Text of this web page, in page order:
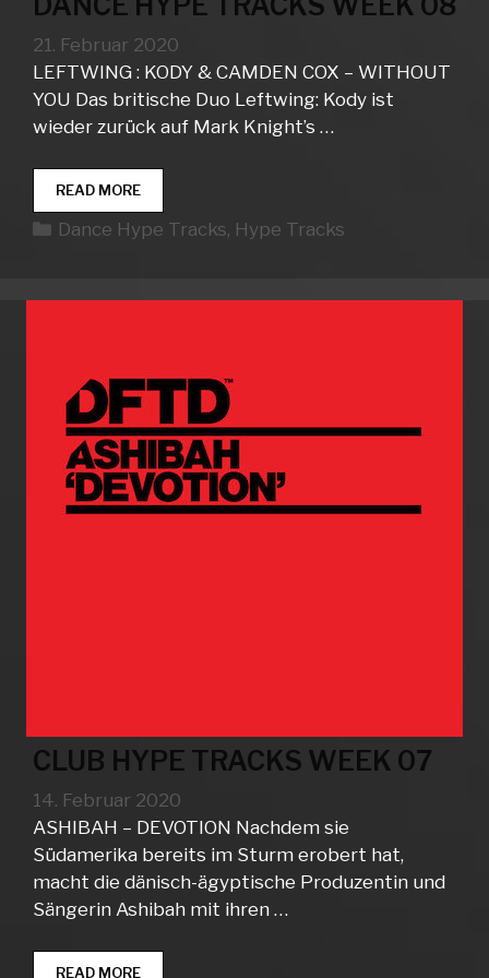
21. Februar 2020
LEFTWING : KODY & CAMDEN COX – WITHOUT
YOU Das britische Duo Leftwing: Kody ist
wieder zurück auf Mark Knight’s …
READ MOREDANCE
HYPE
TRACKS
Kategorien
Dance Hype Tracks, Hype Tracks
CLUB HYPE TRACKS WEEK 07
14. Februar 2020
ASHIBAH – DEVOTION Nachdem sie
Südamerika bereits im Sturm erobert hat,
macht die dänisch-ägyptische Produzentin und
Sängerin Ashibah mit ihren …
READ MORECLUB